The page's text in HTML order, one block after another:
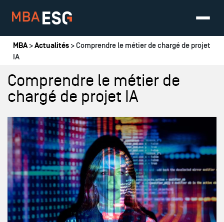
Vous êtes ici
MBA>Actualités > Comprendre le métier de chargé de projet
IA
Comprendre le métier de
chargé de projet IA